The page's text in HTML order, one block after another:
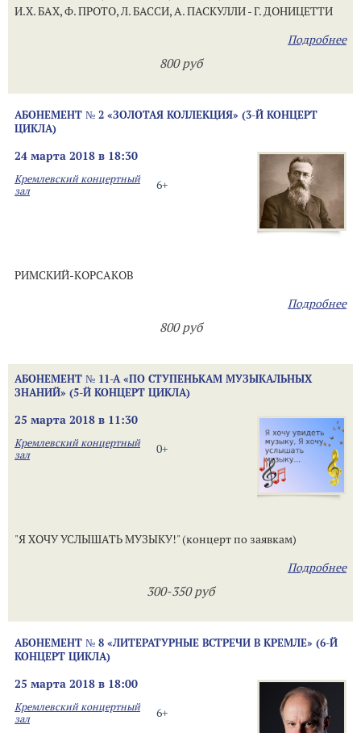
И.Х. БАХ, Ф. ПРОТО, Л. БАССИ, А. ПАСКУЛЛИ - Г. ДОНИЦЕТТИ
Подробнее
800 руб
АБОНЕМЕНТ № 2 «ЗОЛОТАЯ КОЛЛЕКЦИЯ» (3-Й КОНЦЕРТ
ЦИКЛА)
24 марта 2018 в 18:30
6+
Кремлевский концертный
зал
РИМСКИЙ-КОРСАКОВ
Подробнее
800 руб
АБОНЕМЕНТ № 11-А «ПО СТУПЕНЬКАМ МУЗЫКАЛЬНЫХ
ЗНАНИЙ» (5-Й КОНЦЕРТ ЦИКЛА)
25 марта 2018 в 11:30
0+
Кремлевский концертный
зал
"Я ХОЧУ УСЛЫШАТЬ МУЗЫКУ!" (концерт по заявкам)
Подробнее
300-350 руб
АБОНЕМЕНТ № 8 «ЛИТЕРАТУРНЫЕ ВСТРЕЧИ В КРЕМЛЕ» (6-Й
КОНЦЕРТ ЦИКЛА)
25 марта 2018 в 18:00
6+
Кремлевский концертный
зал